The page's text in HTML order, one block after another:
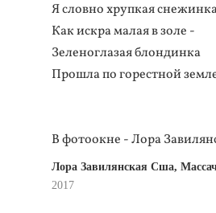
Я словно хрупкая
Как искра малая в золе -
Зеленоглазая блондинка
Прошла по горестной
В фотоокне - Лора
Лора Завилянская Сша,
2017